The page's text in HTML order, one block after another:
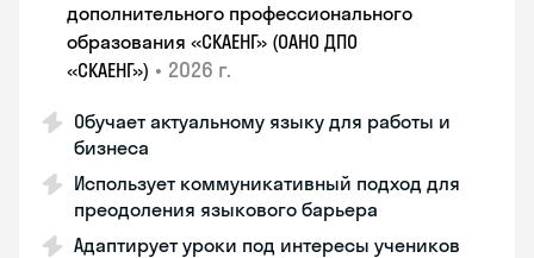
дополнительного профессионального
образования «СКАЕНГ» (ОАНО ДПО
«СКАЕНГ») • 2026 г.
Обучает актуальному языку для работы и
бизнеса
Использует коммуникативный подход для
преодоления языкового барьера
Адаптирует уроки под интересы учеников